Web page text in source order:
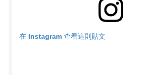
在 Instagram 查看這則貼文